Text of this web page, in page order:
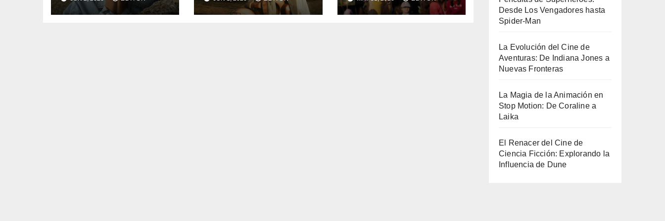
Knives Out
Rush a Ford v
Ferrari
legado de
DreamWorks
Desde Los Vengadores hasta
Spider-Man
La Evolución del Cine de
Aventuras: De Indiana Jones a
Nuevas Fronteras
La Magia de la Animación en
Stop Motion: De Coraline a
Laika
El Renacer del Cine de
Ciencia Ficción: Explorando la
Influencia de Dune